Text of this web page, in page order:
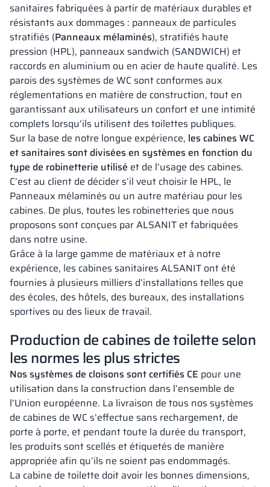
sanitaires fabriquées à partir de matériaux durables et
résistants aux dommages : panneaux de particules
stratifiés (Panneaux mélaminés), stratifiés haute
pression (HPL), panneaux sandwich (SANDWICH) et
raccords en aluminium ou en acier de haute qualité. Les
parois des systèmes de WC sont conformes aux
réglementations en matière de construction, tout en
garantissant aux utilisateurs un confort et une intimité
complets lorsqu’ils utilisent des toilettes publiques.
Sur la base de notre longue expérience, les cabines WC
et sanitaires sont divisées en systèmes en fonction du
type de robinetterie utilisé et de l’usage des cabines.
C’est au client de décider s’il veut choisir le HPL, le
Panneaux mélaminés ou un autre matériau pour les
cabines. De plus, toutes les robinetteries que nous
proposons sont conçues par ALSANIT et fabriquées
dans notre usine.
Grâce à la large gamme de matériaux et à notre
expérience, les cabines sanitaires ALSANIT ont été
fournies à plusieurs milliers d’installations telles que
des écoles, des hôtels, des bureaux, des installations
sportives ou des lieux de travail.
Production de cabines de toilette selon
les normes les plus strictes
Nossystèmes de cloisonssont certifiés CE pour une
utilisation dans la construction dans l’ensemble de
l’Union européenne. La livraison de tous nos systèmes
de cabines de WC s’effectue sans rechargement, de
porte à porte, et pendant toute la durée du transport,
les produits sont scellés et étiquetés de manière
appropriée afin qu’ils ne soient pas endommagés.
La cabine de toilette doit avoir les bonnes dimensions,